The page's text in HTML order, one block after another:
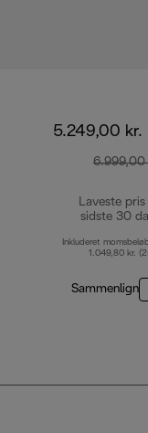
5.249,00 kr.
6.999,00
Laveste pris
sidste 30
Inkluderet
1.049,80 kr.
Sammenlign